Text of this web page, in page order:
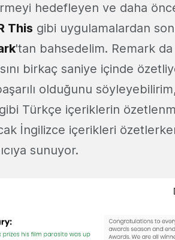
hedefleyen ve daha
This gibi uygulamalardan
'tan bahsedelim. Remark
birkaç saniye içinde
olduğunu
Türkçe içeriklerin
İngilizce içerikleri
sunuyor.